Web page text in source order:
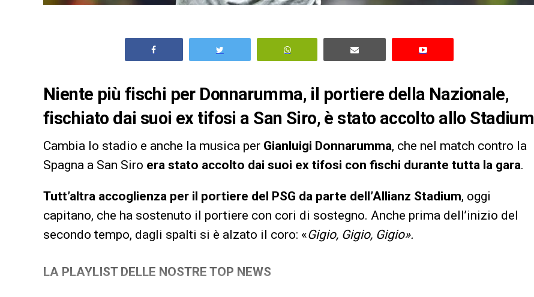
Niente più fischi per Donnarumma, il portiere della Nazionale,
fischiato dai suoi ex tifosi a San Siro, è stato accolto allo Stadium
Cambia lo stadio e anche la musica per Gianluigi Donnarumma, che nel match contro la
Spagna a San Siro era stato accolto dai suoi ex tifosi con fischi durante tutta la gara.
Tutt’altra accoglienza per il portiere del PSG da parte dell’Allianz Stadium, oggi
capitano, che ha sostenuto il portiere con cori di sostegno. Anche prima dell’inizio del
secondo tempo, dagli spalti si è alzato il coro: «Gigio, Gigio, Gigio».
LA PLAYLIST DELLE NOSTRE TOP NEWS